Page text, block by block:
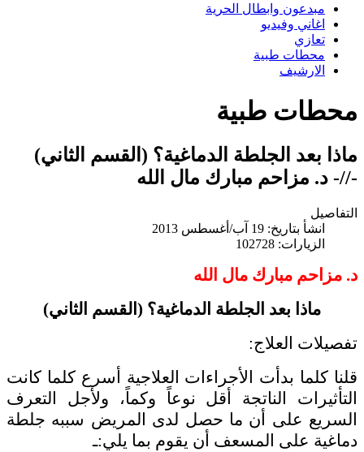
مبدعون وابطال الحرية
اغاني وفيديو
تعازي
محطات طبية
الارشيف
محطات طبية
ماذا بعد الجلطة الدماغية؟ (القسم الثاني)
-//- د. مزاحم مبارك مال الله
التفاصيل
انشأ بتاريخ: 19 آب/أغسطس 2013
الزيارات: 102728
د. مزاحم مبارك مال الله
ماذا بعد الجلطة الدماغية؟ (القسم الثاني)
تفصيلات العلاج:
قلنا كلما بدأت الأجراءات العلاجية أسرع كلما كانت
التأثيرات الناتجة أقل نوعاً وكماً، ولأجل التعرف
السريع على أن ما حصل لدى المريض سببه جلطة
دماغية على المسعف أن يقوم بما يلي:ـ